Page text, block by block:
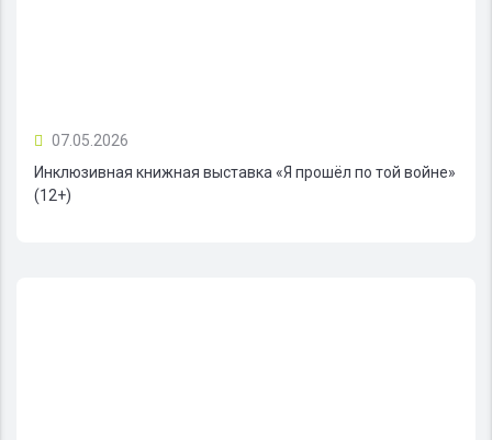
07.05.2026
Инклюзивная книжная выставка «Я прошёл по той войне»
(12+)